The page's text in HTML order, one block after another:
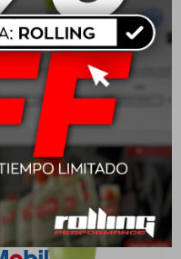
20W50 Mobil Super 4L
USD 54,00